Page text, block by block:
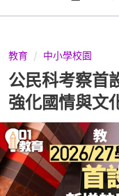
教育 中小學校園
公民科考察
強化國情與文